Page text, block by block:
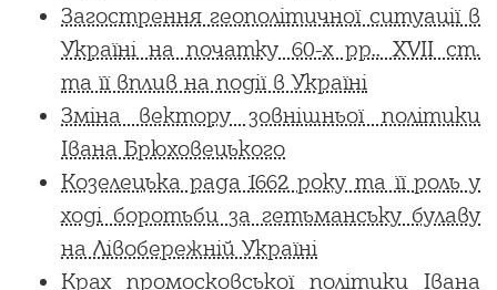
Загострення геополітичної ситуації в
Україні на початку 60-х рр.. XVII ст.
та її вплив на події в Україні
Зміна вектору зовнішньої політики
Івана Брюховецького
Козелецька рада 1662 року та її роль у
ході боротьби за гетьманську булаву
на Лівобережній Україні
Крах промосковської політики Івана